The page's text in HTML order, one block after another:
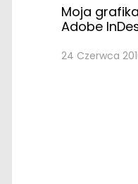
Moja
Adobe
24 Czerwca